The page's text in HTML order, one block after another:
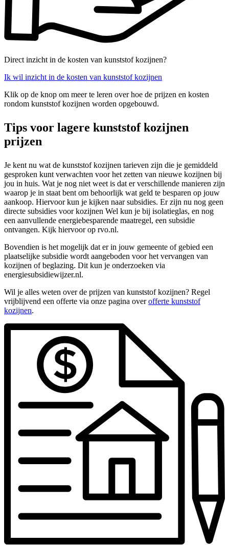
Direct inzicht in de kosten van kunststof kozijnen?
Ik wil inzicht in de kosten van kunststof kozijnen
Klik op de knop om meer te leren over hoe de prijzen en kosten
rondom kunststof kozijnen worden opgebouwd.
Tips voor lagere kunststof kozijnen
prijzen
Je kent nu wat de kunststof kozijnen tarieven zijn die je gemiddeld
gesproken kunt verwachten voor het zetten van nieuwe kozijnen bij
jou in huis. Wat je nog niet weet is dat er verschillende manieren zijn
waarop je in staat bent om behoorlijk wat geld te besparen op jouw
aankoop. Hiervoor kun je kijken naar subsidies. Er zijn nu nog geen
directe subsidies voor kozijnen Wel kun je bij isolatieglas, en nog
een aanvullende energiebesparende maatregel, een subsidie
ontvangen. Kijk hiervoor op rvo.nl.
Bovendien is het mogelijk dat er in jouw gemeente of gebied een
plaatselijke subsidie wordt aangeboden voor het vervangen van
kozijnen of beglazing. Dit kun je onderzoeken via
energiesubsidiewijzer.nl.
Wil je alles weten over de prijzen van kunststof kozijnen? Regel
vrijblijvend een offerte via onze pagina overofferte kunststof
kozijnen.